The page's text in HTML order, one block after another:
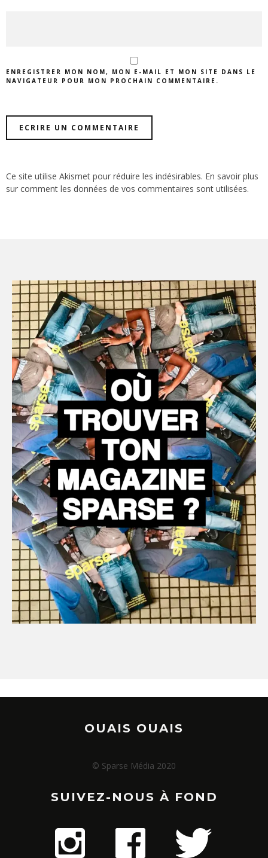
ENREGISTRER MON NOM, MON E-MAIL ET MON SITE DANS LE
NAVIGATEUR POUR MON PROCHAIN COMMENTAIRE.
Ce site utilise Akismet pour réduire les indésirables. En savoir plus
sur comment les données de vos commentaires sont utilisées.
OUAIS OUAIS
© Sparse Média 2020
SUIVEZ-NOUS À FOND